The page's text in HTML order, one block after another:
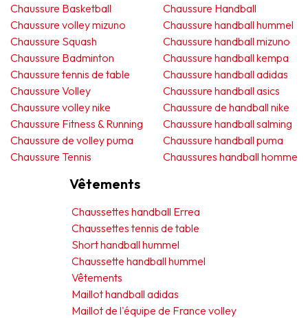
Chaussure Basketball
Chaussure volley mizuno
Chaussure Squash
Chaussure Badminton
Chaussure tennis de table
Chaussure Volley
Chaussure volley nike
Chaussure Fitness & Running
Chaussure de volley puma
Chaussure Tennis
Chaussure Handball
Chaussure handball hummel
Chaussure handball mizuno
Chaussure handball kempa
Chaussure handball adidas
Chaussure handball asics
Chaussure de handball nike
Chaussure handball salming
Chaussure handball puma
Chaussures handball homme
Vêtements
Chaussettes handball Errea
Chaussettes tennis de table
Short handball hummel
Chaussette handball hummel
Vêtements
Maillot handball adidas
Maillot de l'équipe de France volley